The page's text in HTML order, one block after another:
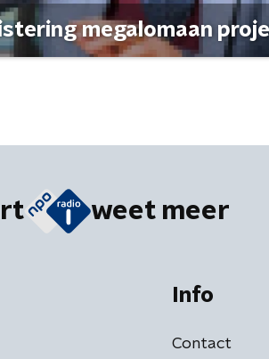
megalomaan
weet meer
Info
Contact